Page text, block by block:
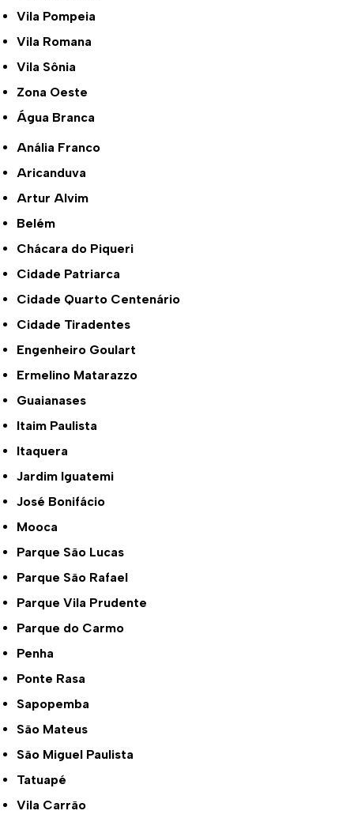
Vila Pompeia
Vila Romana
Vila Sônia
Zona Oeste
Água Branca
Anália Franco
Aricanduva
Artur Alvim
Belém
Chácara do Piqueri
Cidade Patriarca
Cidade Quarto Centenário
Cidade Tiradentes
Engenheiro Goulart
Ermelino Matarazzo
Guaianases
Itaim Paulista
Itaquera
Jardim Iguatemi
José Bonifácio
Mooca
Parque São Lucas
Parque São Rafael
Parque Vila Prudente
Parque do Carmo
Penha
Ponte Rasa
Sapopemba
São Mateus
São Miguel Paulista
Tatuapé
Vila Carrão